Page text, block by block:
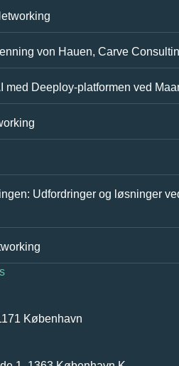
von Hauen, Carve
med Deeploy-platformen ved
Udfordringer og løsninger
København